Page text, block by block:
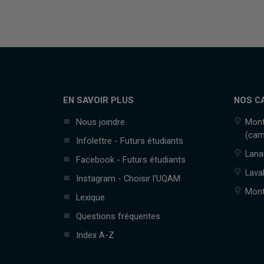
EN SAVOIR PLUS
Nous joindre
Infolettre - Futurs étudiants
Facebook - Futurs étudiants
Instagram - Choisir l'UQAM
Lexique
Questions fréquentes
Index A-Z
NOS
Laval